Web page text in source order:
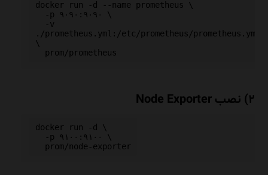
docker run -d --name prometheus \
./prometheus.yml:/etc/prometheus/prometheus.yml
\
۲) نصب Node Exporter
docker run -d \
  prom/node-exporter